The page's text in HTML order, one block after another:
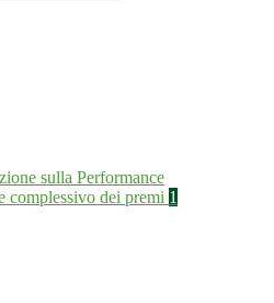
sulla Performance
complessivo dei premi 1